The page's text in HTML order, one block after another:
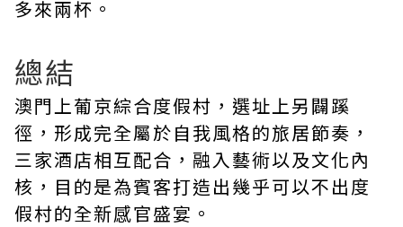
多來兩杯。
總結
澳門上葡京綜合度假村，選址上另闢蹊
徑，形成完全屬於自我風格的旅居節奏，
三家酒店相互配合，融入藝術以及文化內
核，目的是為賓客打造出幾乎可以不出度
假村的全新感官盛宴。